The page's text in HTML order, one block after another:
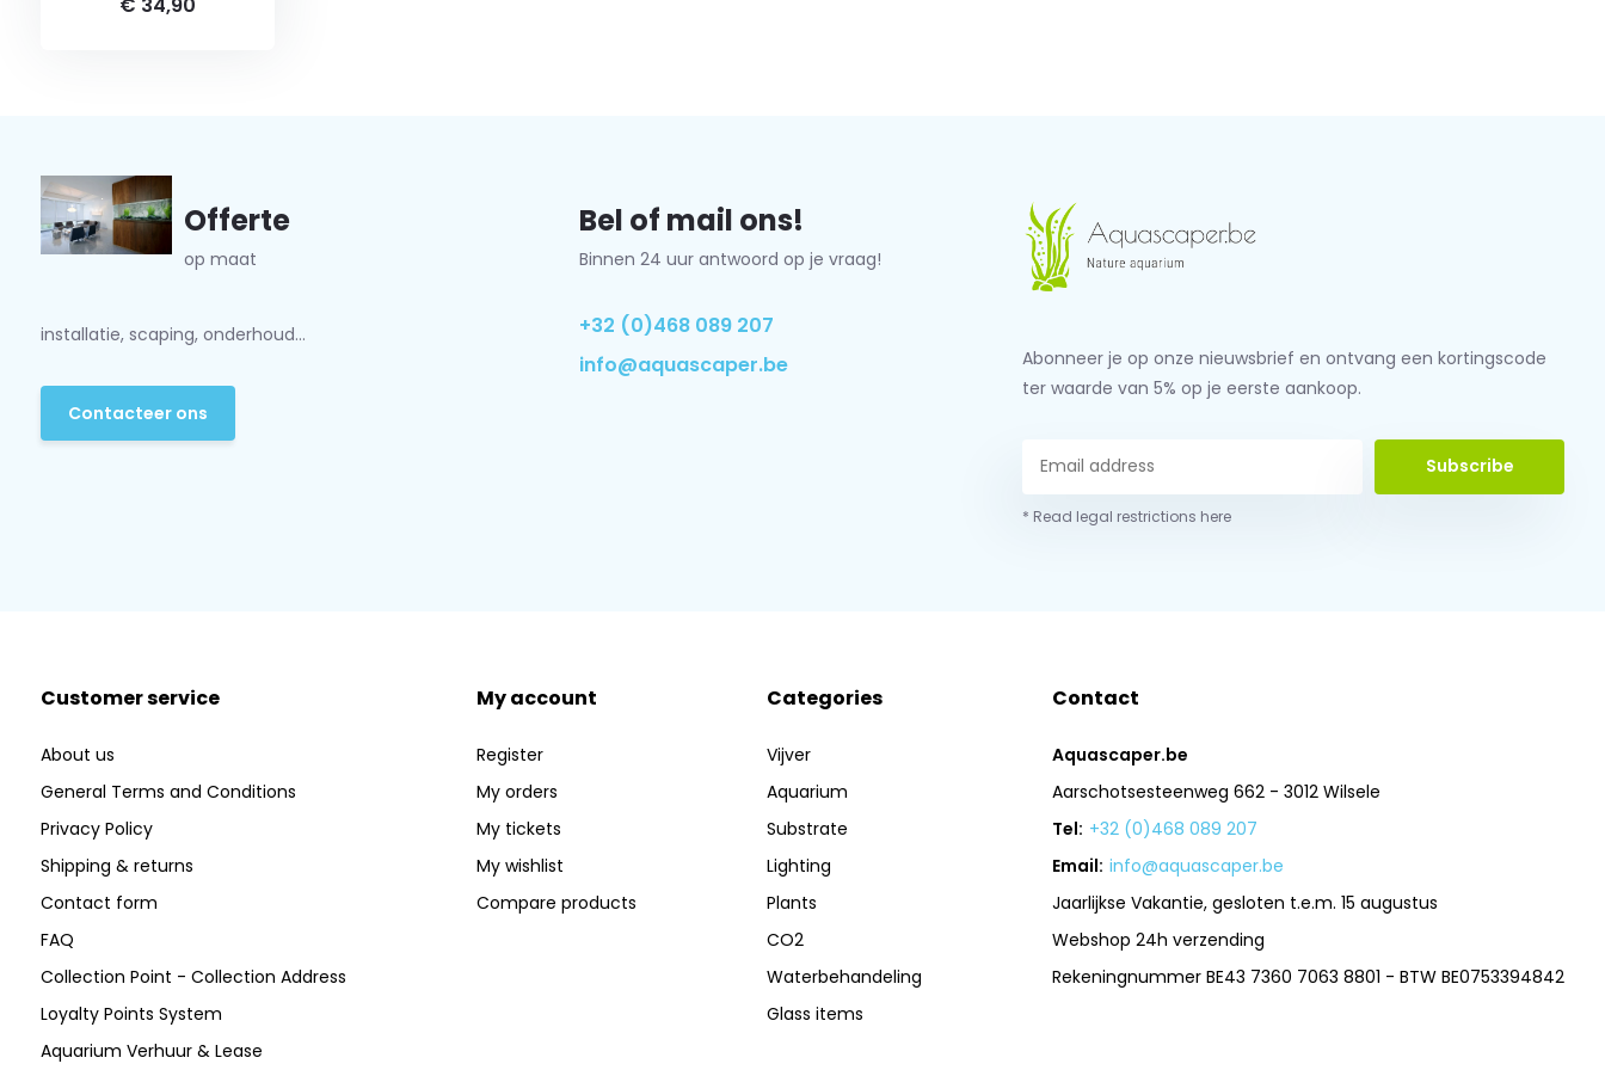
Offerte
op maat
installatie, scaping, onderhoud...
Contacteer ons
Bel of mail ons!
Binnen 24 uur antwoord op je vraag!
+32 (0)468 089 207
info@aquascaper.be
Abonneer je op onze nieuwsbrief en ontvang een kortingscode
ter waarde van 5% op je eerste aankoop.
Subscribe
* Read legal restrictions here
Customer service
About us
General Terms and Conditions
Privacy Policy
Shipping & returns
Contact form
FAQ
Collection Point - Collection Address
Loyalty Points System
Aquarium Verhuur & Lease
My account
Register
My orders
My tickets
My wishlist
Compare products
Categories
Vijver
Aquarium
Substrate
Lighting
Plants
CO2
Waterbehandeling
Glass items
Contact
Aquascaper.be
Aarschotsesteenweg 662 - 3012 Wilsele
Tel: +32 (0)468 089 207
Email: info@aquascaper.be
Jaarlijkse Vakantie, gesloten t.e.m. 15 augustus
Webshop 24h verzending
Rekeningnummer BE43 7360 7063 8801 - BTW BE0753394842